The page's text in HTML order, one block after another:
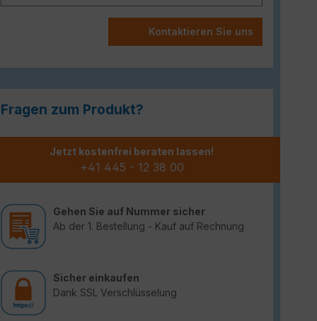
Kontaktieren Sie uns
Fragen zum Produkt?
Jetzt kostenfrei beraten lassen!
+41 445 - 12 38 00
Gehen Sie auf Nummer sicher
Ab der 1. Bestellung - Kauf auf Rechnung
Sicher einkaufen
Dank SSL Verschlüsselung